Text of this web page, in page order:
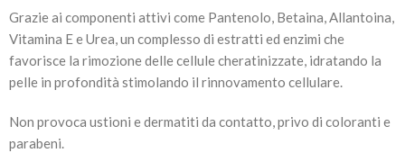
Grazie ai componenti attivi come Pantenolo, Betaina, Allantoina,
Vitamina E e Urea, un complesso di estratti ed enzimi che
favorisce la rimozione delle cellule cheratinizzate, idratando la
pelle in profondità stimolando il rinnovamento cellulare.
Non provoca ustioni e dermatiti da contatto, privo di coloranti e
parabeni.